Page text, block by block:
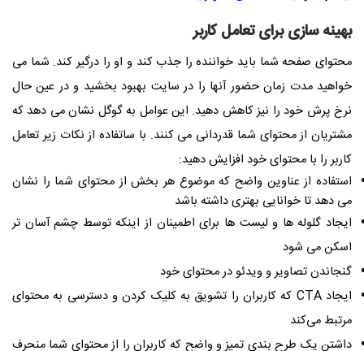
بهینه سازی برای تعامل کاربر
محتوای صفحه شما باید خواننده را جذب کند و او را درگیر کند. شما می
خواهید مدت زمان حضور آنها را در سایت بهبود بخشید و در عین حال
نرخ پرش خود را نیز کاهش دهید. این عوامل به گوگل نشان می دهد که
مشتریان از محتوای شما قدردانی می کنند. با ساتفاده از نکات زیر تعامل
کاربر را با محتوای خود افزایش دهید:
استفاده از عناوین واضح که موضوع هر بخش از محتوای شما را نشان
می دهد تا خوانایی بهتری داشته باشد
ایجاد گلوله ها و لیست ها برای اطمینان از اینکه توسط چشم آسان تر
اسکن می شود
گنجاندن تصاویر و ویدئو در محتوای خود
ایجاد CTA که کاربران را تشویق به کلیک کردن و دسترسی به محتوای
مرتبط می‌کند
داشتن یک طرح بندی تمیز و واضح که کاربران را از محتوای شما منحرف